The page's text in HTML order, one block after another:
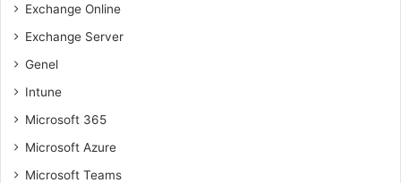
Exchange Online
Exchange Server
Genel
Intune
Microsoft 365
Microsoft Azure
Microsoft Teams